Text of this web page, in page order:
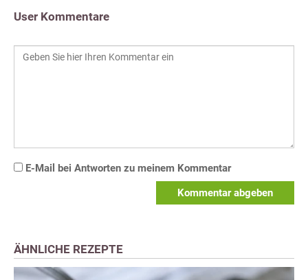
User Kommentare
E-Mail bei Antworten zu meinem Kommentar
Kommentar abgeben
ÄHNLICHE REZEPTE